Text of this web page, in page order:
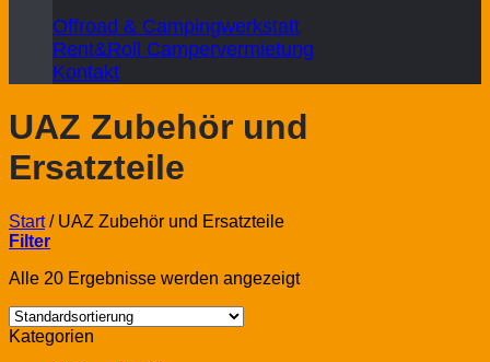
Offroad & Campingwerkstatt
Rent&Roll Campervermietung
Kontakt
UAZ Zubehör und
Ersatzteile
Start /UAZ Zubehör und Ersatzteile
Filter
Alle 20 Ergebnisse werden angezeigt
Kategorien